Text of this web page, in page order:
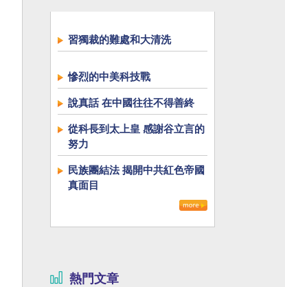
習獨裁的難處和大清洗
慘烈的中美科技戰
說真話 在中國往往不得善終
從科長到太上皇 感謝谷立言的
努力
民族團結法 揭開中共紅色帝國
真面目
熱門文章